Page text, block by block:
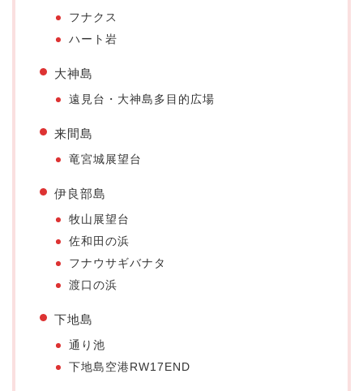
フナクス
ハート岩
大神島
遠見台・大神島多目的広場
来間島
竜宮城展望台
伊良部島
牧山展望台
佐和田の浜
フナウサギバナタ
渡口の浜
下地島
通り池
下地島空港RW17END